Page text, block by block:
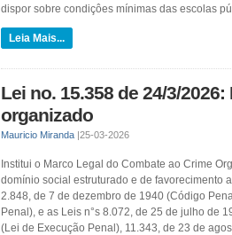
dispor sobre condiçôes mínimas das escolas
Leia Mais...
Lei no. 15.358 de 24/3/
organizado
Mauricio Miranda |25-03-2026
Institui o Marco Legal do Combate ao Crime
domínio social estruturado e de favorecimento
2.848, de 7 de dezembro de 1940 (Código
Penal), e as Leis n°s 8.072, de 25 de julho de
(Lei de Execução Penal), 11.343, de 23 de